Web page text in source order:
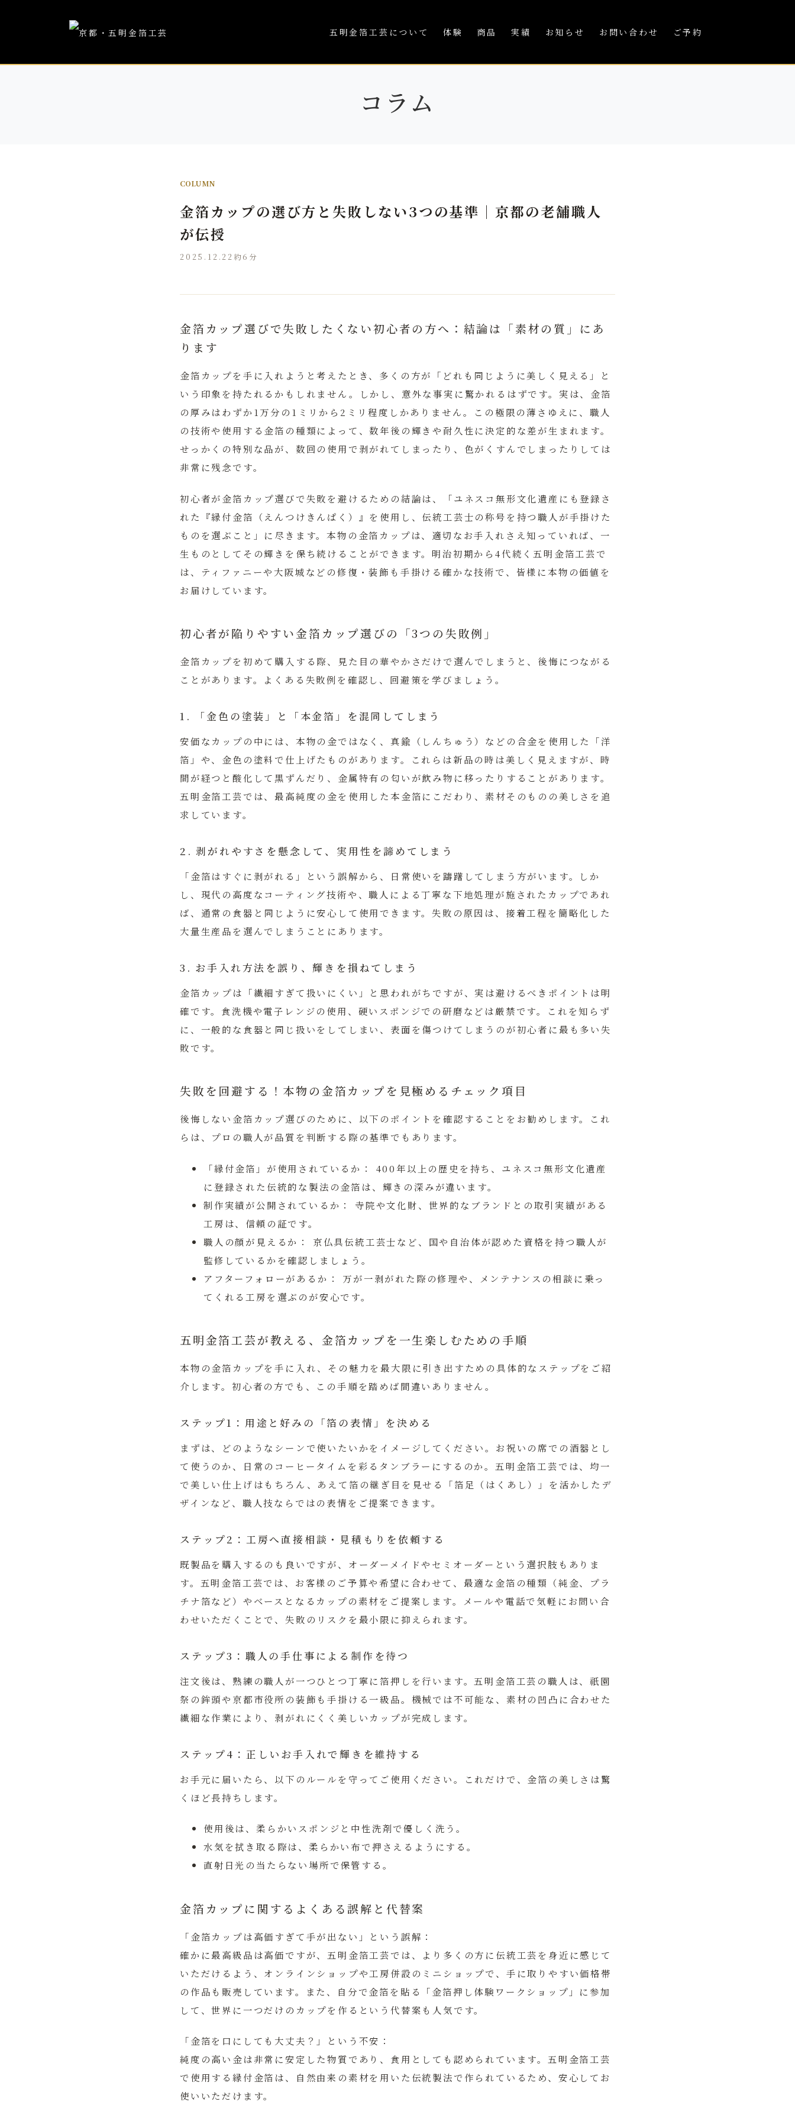
五明金箔工芸について 体験 商品 実績 お知らせ お問い合わせ ご予約
コラム
COLUMN
金箔カップの選び方と失敗しない3つの基準｜京都の老舗職人
が伝授
2025.12.22 約6分
金箔カップ選びで失敗したくない初心者の方へ：結論は「素材の質」にあ
ります
金箔カップを手に入れようと考えたとき、多くの方が「どれも同じように美しく見える」と
いう印象を持たれるかもしれません。しかし、意外な事実に驚かれるはずです。実は、 金箔
の厚みはわずか1万分の1ミリから2ミリ程度 しかありません。この極限の薄さゆえに、職人
の技術や使用する金箔の種類によって、数年後の輝きや耐久性に決定的な差が生まれます。
せっかくの特別な品が、数回の使用で剥がれてしまったり、色がくすんでしまったりしては
非常に残念です。
初心者が金箔カップ選びで失敗を避けるための結論は、
「ユネスコ無形文化遺産にも登録さ
れた『縁付金箔（えんつけきんぱく）』を使用し、伝統工芸士の称号を持つ職人が手掛けた
ものを選ぶこと」 に尽きます。本物の金箔カップは、適切なお手入れさえ知っていれば、一
生ものとしてその輝きを保ち続けることができます。明治初期から4代続く 五明金箔工芸で
は、ティファニーや大阪城などの修復・装飾も手掛ける確かな技術で、皆様に本物の価値を
お届けしています。
初心者が陥りやすい金箔カップ選びの「3つの失敗例」
金箔カップを初めて購入する際、見た目の華やかさだけで選んでしまうと、後悔につながる
ことがあります。よくある失敗例を確認し、回避策を学びましょう。
1. 「金色の塗装」と「本金箔」を混同してしまう
安価なカップの中には、本物の金ではなく、真鍮（しんちゅう）などの合金を使用した「洋
箔」や、金色の塗料で仕上げたものがあります。これらは新品の時は美しく見えますが、時
間が経つと酸化して黒ずんだり、金属特有の匂いが飲み物に移ったりすることがあります。
五明金箔工芸では、最高純度の金を使用した本金箔にこだわり、素材そのものの美しさを追
求しています。
2. 剥がれやすさを懸念して、実用性を諦めてしまう
「金箔はすぐに剥がれる」という誤解から、日常使いを躊躇してしまう方がいます。しか
し、現代の高度なコーティング技術や、職人による丁寧な下地処理が施されたカップであれ
ば、通常の食器と同じように安心して使用できます。失敗の原因は、接着工程を簡略化した
大量生産品を選んでしまうことにあります。
3. お手入れ方法を誤り、輝きを損ねてしまう
金箔カップは「繊細すぎて扱いにくい」と思われがちですが、実は避けるべきポイントは明
確です。食洗機や電子レンジの使用、硬いスポンジでの研磨などは厳禁です。これを知らず
に、一般的な食器と同じ扱いをしてしまい、表面を傷つけてしまうのが初心者に最も多い失
敗です。
失敗を回避する！本物の金箔カップを見極めるチェック項目
後悔しない金箔カップ選びのために、以下のポイントを確認することをお勧めします。これ
らは、プロの職人が品質を判断する際の基準でもあります。
「縁付金箔」が使用されているか：
400年以上の歴史を持ち、ユネスコ無形文化遺産
に登録された伝統的な製法の金箔は、輝きの深みが違います。
制作実績が公開されているか：
寺院や文化財、世界的なブランドとの取引実績がある
工房は、信頼の証です。
職人の顔が見えるか：
京仏具伝統工芸士など、国や自治体が認めた資格を持つ職人が
監修しているかを確認しましょう。
アフターフォローがあるか：
万が一剥がれた際の修理や、メンテナンスの相談に乗っ
てくれる工房を選ぶのが安心です。
五明金箔工芸が教える、金箔カップを一生楽しむための手順
本物の金箔カップを手に入れ、その魅力を最大限に引き出すための具体的なステップをご紹
介します。初心者の方でも、この手順を踏めば間違いありません。
ステップ1：用途と好みの「箔の表情」を決める
まずは、どのようなシーンで使いたいかをイメージしてください。お祝いの席での酒器とし
て使うのか、日常のコーヒータイムを彩るタンブラーにするのか。 五明金箔工芸では、均一
で美しい仕上げはもちろん、あえて箔の継ぎ目を見せる「箔足（はくあし）」を活かしたデ
ザインなど、職人技ならではの表情をご提案できます。
ステップ2：工房へ直接相談・見積もりを依頼する
既製品を購入するのも良いですが、オーダーメイドやセミオーダーという選択肢もありま
す。 五明金箔工芸では、お客様のご予算や希望に合わせて、最適な金箔の種類（純金、プラ
チナ箔など）やベースとなるカップの素材をご提案します。メールや電話で気軽にお問い合
わせいただくことで、失敗のリスクを最小限に抑えられます。
ステップ3：職人の手仕事による制作を待つ
注文後は、熟練の職人が一つひとつ丁寧に箔押しを行います。 五明金箔工芸 の職人は、祇園
祭の鉾頭や京都市役所の装飾も手掛ける一級品。機械では不可能な、素材の凹凸に合わせた
繊細な作業により、剥がれにくく美しいカップが完成します。
ステップ4：正しいお手入れで輝きを維持する
お手元に届いたら、以下のルールを守ってご使用ください。これだけで、金箔の美しさは驚
くほど長持ちします。
使用後は、柔らかいスポンジと中性洗剤で優しく洗う。
水気を拭き取る際は、柔らかい布で押さえるようにする。
直射日光の当たらない場所で保管する。
金箔カップに関するよくある誤解と代替案
「金箔カップは高価すぎて手が出ない」という誤解：
確かに最高級品は高価ですが、 五明金箔工芸では、より多くの方に伝統工芸を身近に感じて
いただけるよう、オンラインショップや工房併設のミニショップで、手に取りやすい価格帯
の作品も販売しています。また、自分で金箔を貼る「金箔押し体験ワークショップ」に参加
して、世界に一つだけのカップを作るという代替案も人気です。
「金箔を口にしても大丈夫？」という不安：
純度の高い金は非常に安定した物質であり、食用としても認められています。 五明金箔工芸
で使用する縁付金箔は、自然由来の素材を用いた伝統製法で作られているため、安心してお
使いいただけます。